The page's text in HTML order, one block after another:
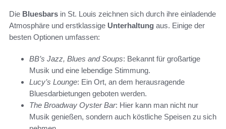
Die Bluesbars in St. Louis zeichnen sich durch ihre einladende
Atmosphäre und erstklassige Unterhaltung aus. Einige der
besten Optionen umfassen:
BB’s Jazz, Blues and Soups: Bekannt für großartige
Musik und eine lebendige Stimmung.
Lucy’s Lounge: Ein Ort, an dem herausragende
Bluesdarbietungen geboten werden.
The Broadway Oyster Bar: Hier kann man nicht nur
Musik genießen, sondern auch köstliche Speisen zu sich